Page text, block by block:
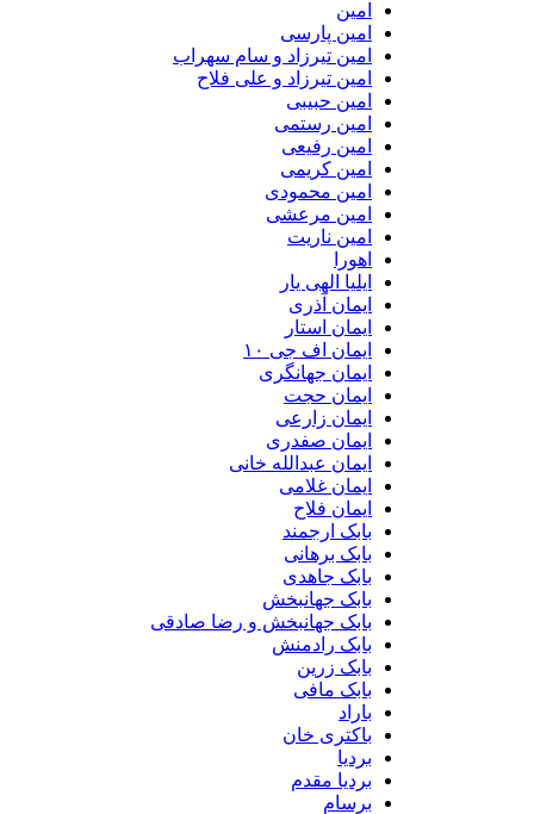
امین پارسی
امین تیرزاد و سام سهراب
امین تیرزاد و علی فلاح
امین حبیبی
امین رستمی
امین رفیعی
امین کریمی
امین محمودی
امین مرعشی
امین ناریت
ایلیا الهی یار
ایمان آذری
ایمان استار
ایمان اف جی ۱۰
ایمان جهانگری
ایمان حجت
ایمان زارعی
ایمان صفدری
ایمان عبدالله خانی
ایمان غلامی
ایمان فلاح
بابک ارجمند
بابک برهانی
بابک جاهدی
بابک جهانبخش
بابک جهانبخش و رضا صادقی
بابک رادمنش
بابک زرین
بابک مافی
باکتری خان
بردیا مقدم